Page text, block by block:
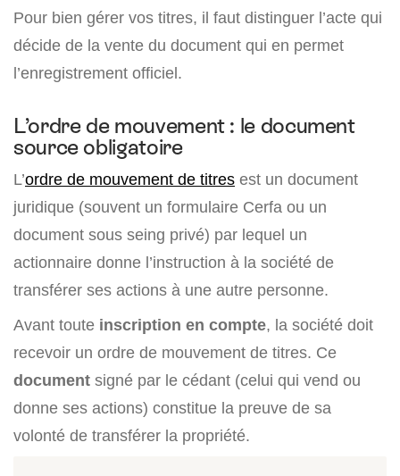
Pour bien gérer vos titres, il faut distinguer l’acte qui
décide de la vente du document qui en permet
l’enregistrement officiel.
L’ordre de mouvement : le document
source obligatoire
L’ordre de mouvement de titres est un document
juridique (souvent un formulaire Cerfa ou un
document sous seing privé) par lequel un
actionnaire donne l’instruction à la société de
transférer ses actions à une autre personne.
Avant toute inscription en compte, la société doit
recevoir un ordre de mouvement de titres. Ce
document signé par le cédant (celui qui vend ou
donne ses actions) constitue la preuve de sa
volonté de transférer la propriété.